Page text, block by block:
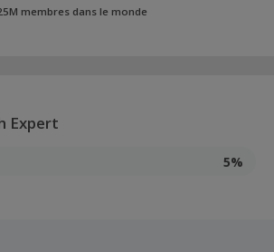
membres dans le monde
Expert
5%